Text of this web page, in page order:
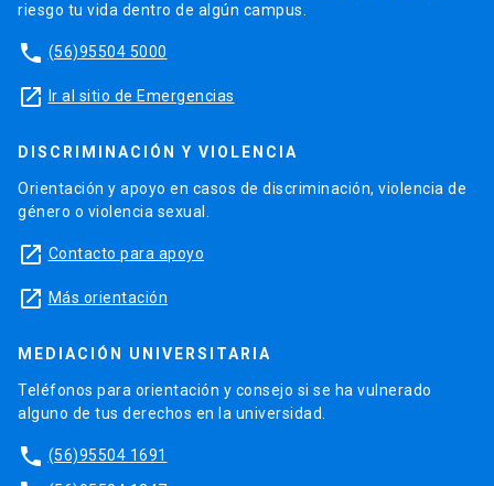
riesgo tu vida dentro de algún campus.
phone (56)95504 5000
launch Ir al sitio de Emergencias
DISCRIMINACIÓN Y VIOLENCIA
Orientación y apoyo en casos de discriminación, violencia de
género o violencia sexual.
launch Contacto para apoyo
launch Más orientación
MEDIACIÓN UNIVERSITARIA
Teléfonos para orientación y consejo si se ha vulnerado
alguno de tus derechos en la universidad.
phone (56)95504 1691